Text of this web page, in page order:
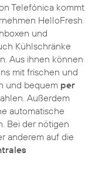
Telefónica kommt
HelloFresh
und
Kühlschränke
Aus ihnen können
mit frischen und
und bequem per
Außerdem
automatische
Bei der nötigen
anderem auf die